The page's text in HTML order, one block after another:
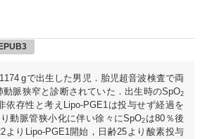
gで出生した男児．胎児超音波検査で両
動脈狭窄と診断されていた．出生時のSpO2
依存性と考えLipo-PGE1は投与せず経過を
動脈管狭小化に伴い徐々にSpO2は80％後
よりLipo-PGE1開始，日齢25より酸素投与